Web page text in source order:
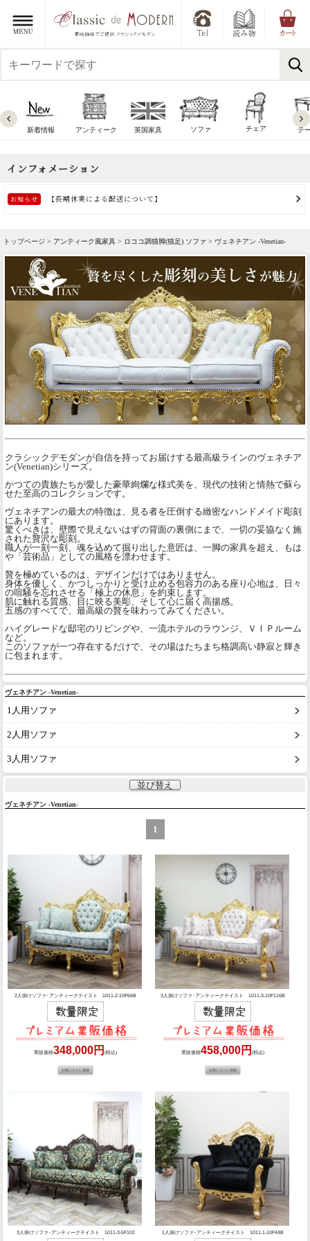
新着情報 アンティーク 英国家具 ソファ チェア テ
トップページ > アンティーク風家具 > ロココ調猫脚(猫足) ソファ > ヴェネチアン -Venetian-
クラシックデモダンが自信を持ってお届けする最高級ラインのヴェネチア
ン(Venetian)シリーズ。
かつての貴族たちが愛した豪華絢爛な様式美を、現代の技術と情熱で蘇ら
せた至高のコレクションです。
ヴェネチアンの最大の特徴は、見る者を圧倒する緻密なハンドメイド彫刻
にあります。
驚くべきは、壁際で見えないはずの背面の裏側にまで、一切の妥協なく施
された贅沢な彫刻。
職人が一刻一刻、魂を込めて掘り出した意匠は、一脚の家具を超え、もは
や「芸術品」としての風格を漂わせます。
贅を極めているのは、デザインだけではありません。
身体を優しく、かつしっかりと受け止める包容力のある座り心地は、日々
の喧騒を忘れさせる「極上の休息」を約束します。
肌に触れる質感、目に映る美彫、そして心に届く高揚感。
五感のすべてで、最高級の贅を味わってみてください。
ハイグレードな邸宅のリビングや、一流ホテルのラウンジ、ＶＩＰルーム
など。
このソファが一つ存在するだけで、その場はたちまち格調高い静寂と輝き
に包まれます。
ヴェネチアン -Venetian-
1人用ソファ
2人用ソファ
3人用ソファ
並び替え
ヴェネチアン -Venetian-
1
2人掛けソファ･アンティークテイスト 1011-2-10F66B
業販価格348,000円(税込)
3人掛けソファ･アンティークテイスト 1011-3-10F116B
業販価格458,000円 (税込)
3人掛けソファ･アンティークテイスト 1011-3-5F102 1人掛けソファ･アンティークテイスト 1011-1-10F44B